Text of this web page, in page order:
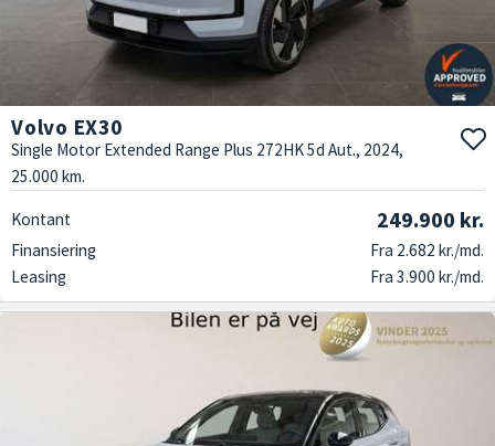
Volvo EX30
Single Motor Extended Range Plus 272HK 5d Aut., 2024,
25.000 km.
Kontant 249.900 kr.
Finansiering
Fra 2.682 kr./md.
Leasing
Fra 3.900 kr./md.